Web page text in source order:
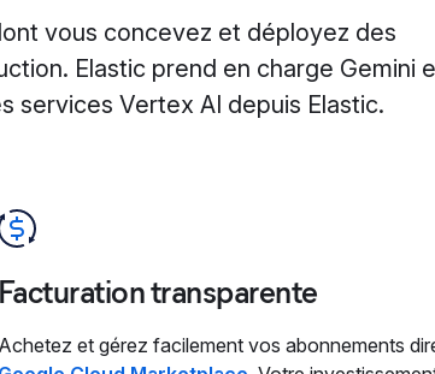
vous concevez et déployez des
Elastic prend en charge Gemini
services Vertex AI depuis Elastic.
Facturation transparente
Achetez et gérez facilement vos abonnements